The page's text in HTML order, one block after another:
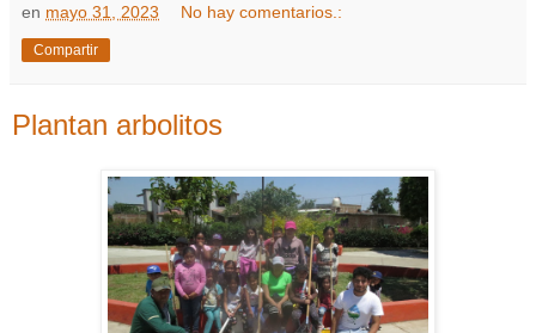
en mayo 31, 2023 No hay comentarios.:
Compartir
Plantan arbolitos